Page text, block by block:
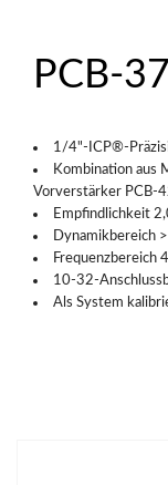
PCB-
1/4"-ICP®-
Kombination aus
Vorverstärker PCB-
Empfindlichkeit
Dynamikbereich
Frequenzbereich
10-32-
Als System